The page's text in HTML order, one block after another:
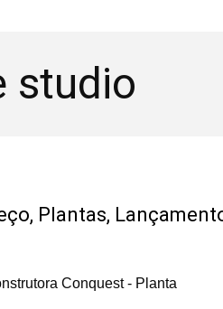
studio
Plantas,